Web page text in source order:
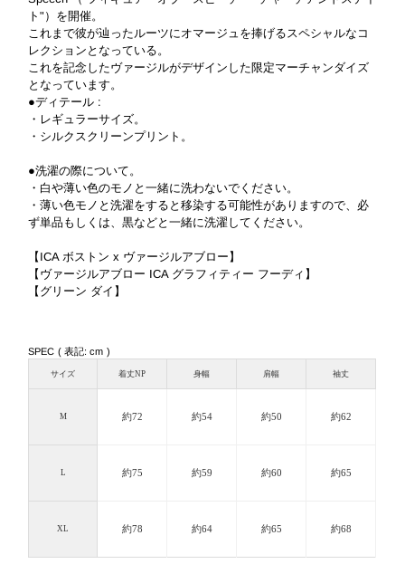
ト"）を開催。
これまで彼が辿ったルーツにオマージュを捧げるスペシャルなコ
レクションとなっている。
これを記念したヴァージルがデザインした限定マーチャンダイズ
となっています。
●ディテール :
・レギュラーサイズ。
・シルクスクリーンプリント。
●洗濯の際について。
・白や薄い色のモノと一緒に洗わないでください。
・薄い色モノと洗濯をすると移染する可能性がありますので、必
ず単品もしくは、黒などと一緒に洗濯してください。
【ICA ボストン x ヴァージルアブロー】
【ヴァージルアブロー ICA グラフィティー フーディ】
【グリーン ダイ】
SPEC ( 表記: cm )
サイズ 着丈NP 身幅 肩幅 袖丈
M 約72 約54 約50 約62
L 約75 約59 約60 約65
XL 約78 約64 約65 約68